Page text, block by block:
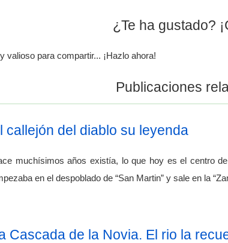
¿Te ha gustado?
valioso para compartir... ¡Hazlo ahora!
Publicaciones
callejón del diablo su leyenda
muchísimos años existía, lo que hoy es el centro
en el despoblado de “San Martin” y sale en la
Cascada de la Novia. El rio la